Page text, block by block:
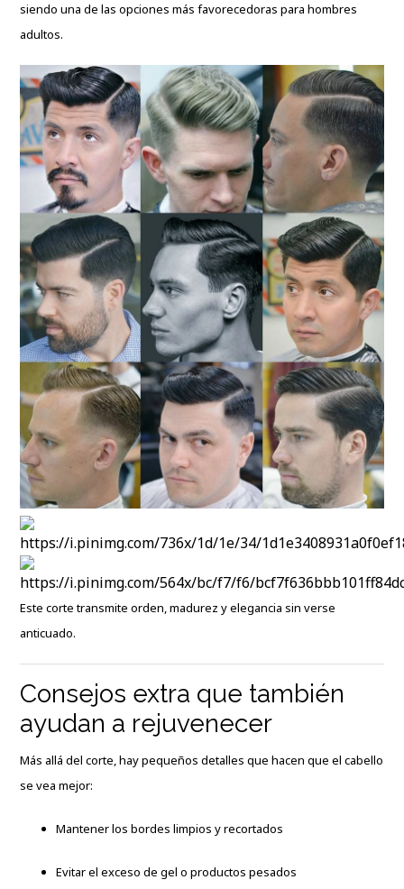
siendo una de las opciones más favorecedoras para hombres
adultos.
Este corte transmite orden, madurez y elegancia sin verse
anticuado.
Consejos extra que también
ayudan a rejuvenecer
Más allá del corte, hay pequeños detalles que hacen que el cabello
se vea mejor:
Mantener los bordes limpios y recortados
Evitar el exceso de gel o productos pesados